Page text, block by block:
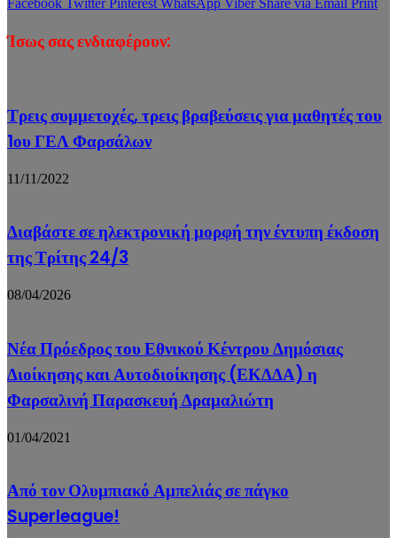
Ίσως σας ενδιαφέρουν:
Τρεις συμμετοχές, τρεις βραβεύσεις για μαθητές του
1ου ΓΕΛ Φαρσάλων
11/11/2022
Διαβάστε σε ηλεκτρονική μορφή την έντυπη έκδοση
της Τρίτης 24/3
08/04/2026
Νέα Πρόεδρος του Εθνικού Κέντρου Δημόσιας
Διοίκησης και Αυτοδιοίκησης (ΕΚΔΔΑ) η
Φαρσαλινή Παρασκευή Δραμαλιώτη
01/04/2021
Από τον Ολυμπιακό Αμπελιάς σε πάγκο
Superleague!